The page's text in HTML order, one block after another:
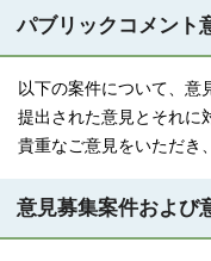
パブリックコメント
以下の案件について、意
提出された意見とそれに
貴重なご意見をいただき
意見募集案件および